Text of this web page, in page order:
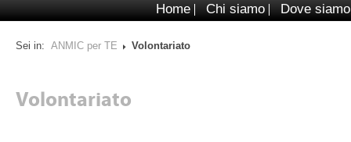
Home Chi siamo Dove siamo
Sei in: ANMIC per TE Volontariato
Volontariato